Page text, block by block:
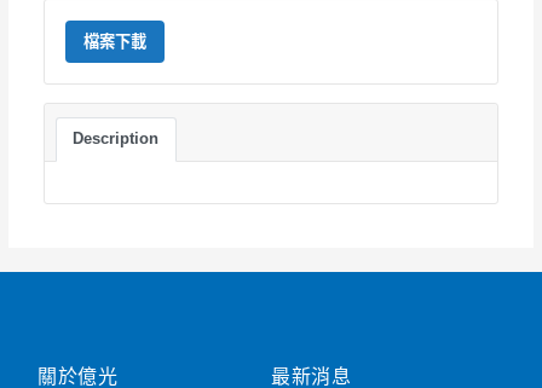
檔案下載
Description
關於億光 最新消息